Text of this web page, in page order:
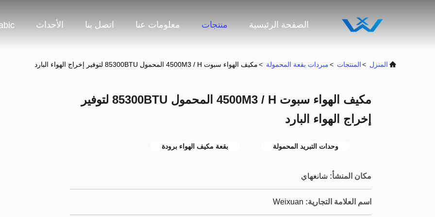
الصفحة الرئيسية منتجات معلومات عنا اتصل بنا الأحداث
المنزل >المنتجات >مبردات بقعة المحمولة >مكيف الهواء سبوت 4500M3 / H المحمول 85300BTU لتوفير إخراج الهواء البارد
مكيف الهواء سبوت 4500M3 / H المحمول 85300BTU لتوفير
إخراج الهواء البارد
وحدات التبريد المحمولة بقعة مكيف الهواء برودة
مكان المنشأ: شانغهاي
اسم العلامة التجارية: Weixuan